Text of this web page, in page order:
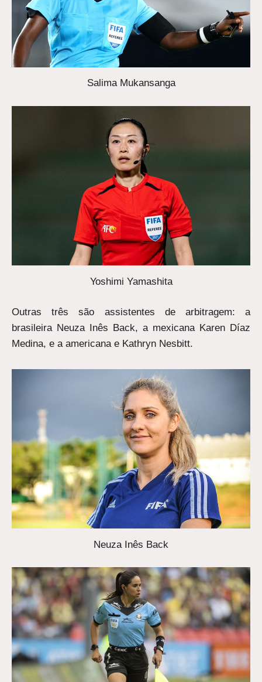
Salima Mukansanga
Yoshimi Yamashita
Outras três são assistentes de arbitragem: a
brasileira Neuza Inês Back, a mexicana Karen Díaz
Medina, e a americana e Kathryn Nesbitt.
Neuza Inês Back